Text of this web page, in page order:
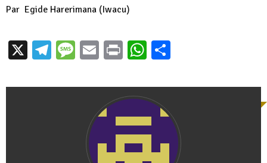
Par Egide Harerimana (Iwacu)
X Telegram
Message
EmailPrintWhatsApp